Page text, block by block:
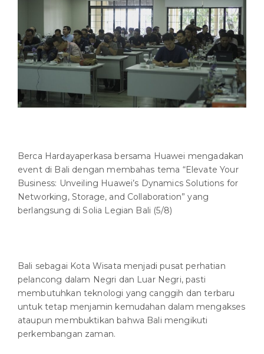
Berca Hardayaperkasa bersama Huawei mengadakan
event di Bali dengan membahas tema “Elevate Your
Business: Unveiling Huawei’s Dynamics Solutions for
Networking, Storage, and Collaboration” yang
berlangsung di Solia Legian Bali (5/8)
Bali sebagai Kota Wisata menjadi pusat perhatian
pelancong dalam Negri dan Luar Negri, pasti
membutuhkan teknologi yang canggih dan terbaru
untuk tetap menjamin kemudahan dalam mengakses
ataupun membuktikan bahwa Bali mengikuti
perkembangan zaman.